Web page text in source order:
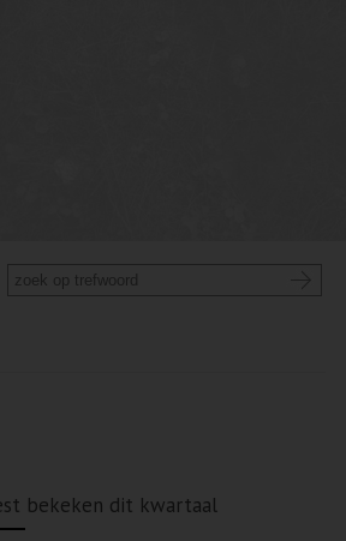
bekeken dit kwartaal